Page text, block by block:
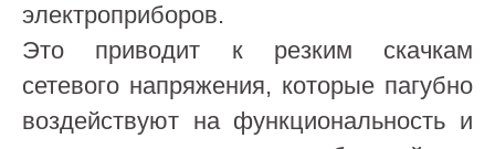
электроприборов.
Это приводит к резким скачкам
сетевого напряжения, которые пагубно
воздействуют на функциональность и